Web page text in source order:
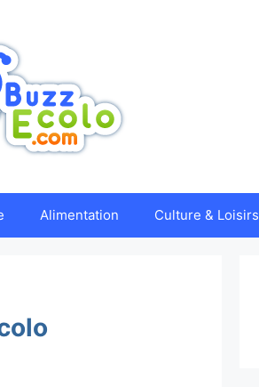
Alimentation Culture & Loisirs